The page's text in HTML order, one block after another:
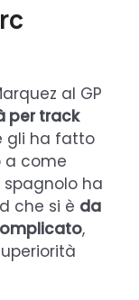
al GP
per track
gli ha fatto
a come
ha
che si è da
,